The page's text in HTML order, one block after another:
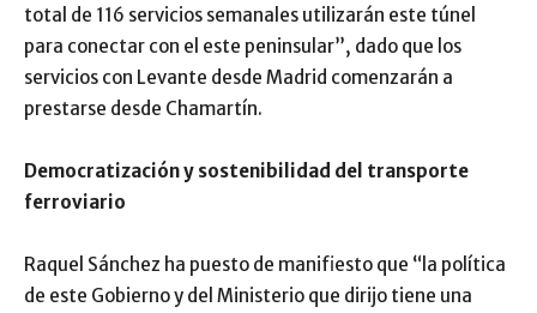
total de 116 servicios semanales utilizarán este túnel
para conectar con el este peninsular”, dado que los
servicios con Levante desde Madrid comenzarán a
prestarse desde Chamartín.
Democratización y sostenibilidad del transporte
ferroviario
Raquel Sánchez ha puesto de manifiesto que “la política
de este Gobierno y del Ministerio que dirijo tiene una